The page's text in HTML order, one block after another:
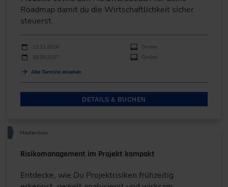
Roadmap damit du die Wirtschaftlichkeit sicher
steuerst.
Durchführungen
Veranstaltungsdatum
12.11.2026
Online
18.03.2027
Online
Alle Termine ansehen
DETAILS & BUCHEN
Masterclass
Risikomanagement im Projekt kompakt
Entdecke, wie Du Projektrisiken frühzeitig